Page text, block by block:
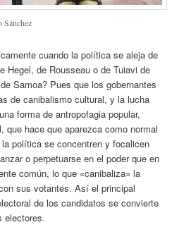
Sánchez
cuando la política se aleja de
Hegel, de Rousseau o de Tuiavi de
Samoa? Pues que los gobernantes
de canibalismo cultural, y la lucha
forma de antropofagia popular,
que hace que aparezca como normal
política se concentren y focalicen
o perpetuarse en el poder que en
común, lo que «canibaliza» la
sus votantes. Así el principal
de los candidatos se convierte
electores.